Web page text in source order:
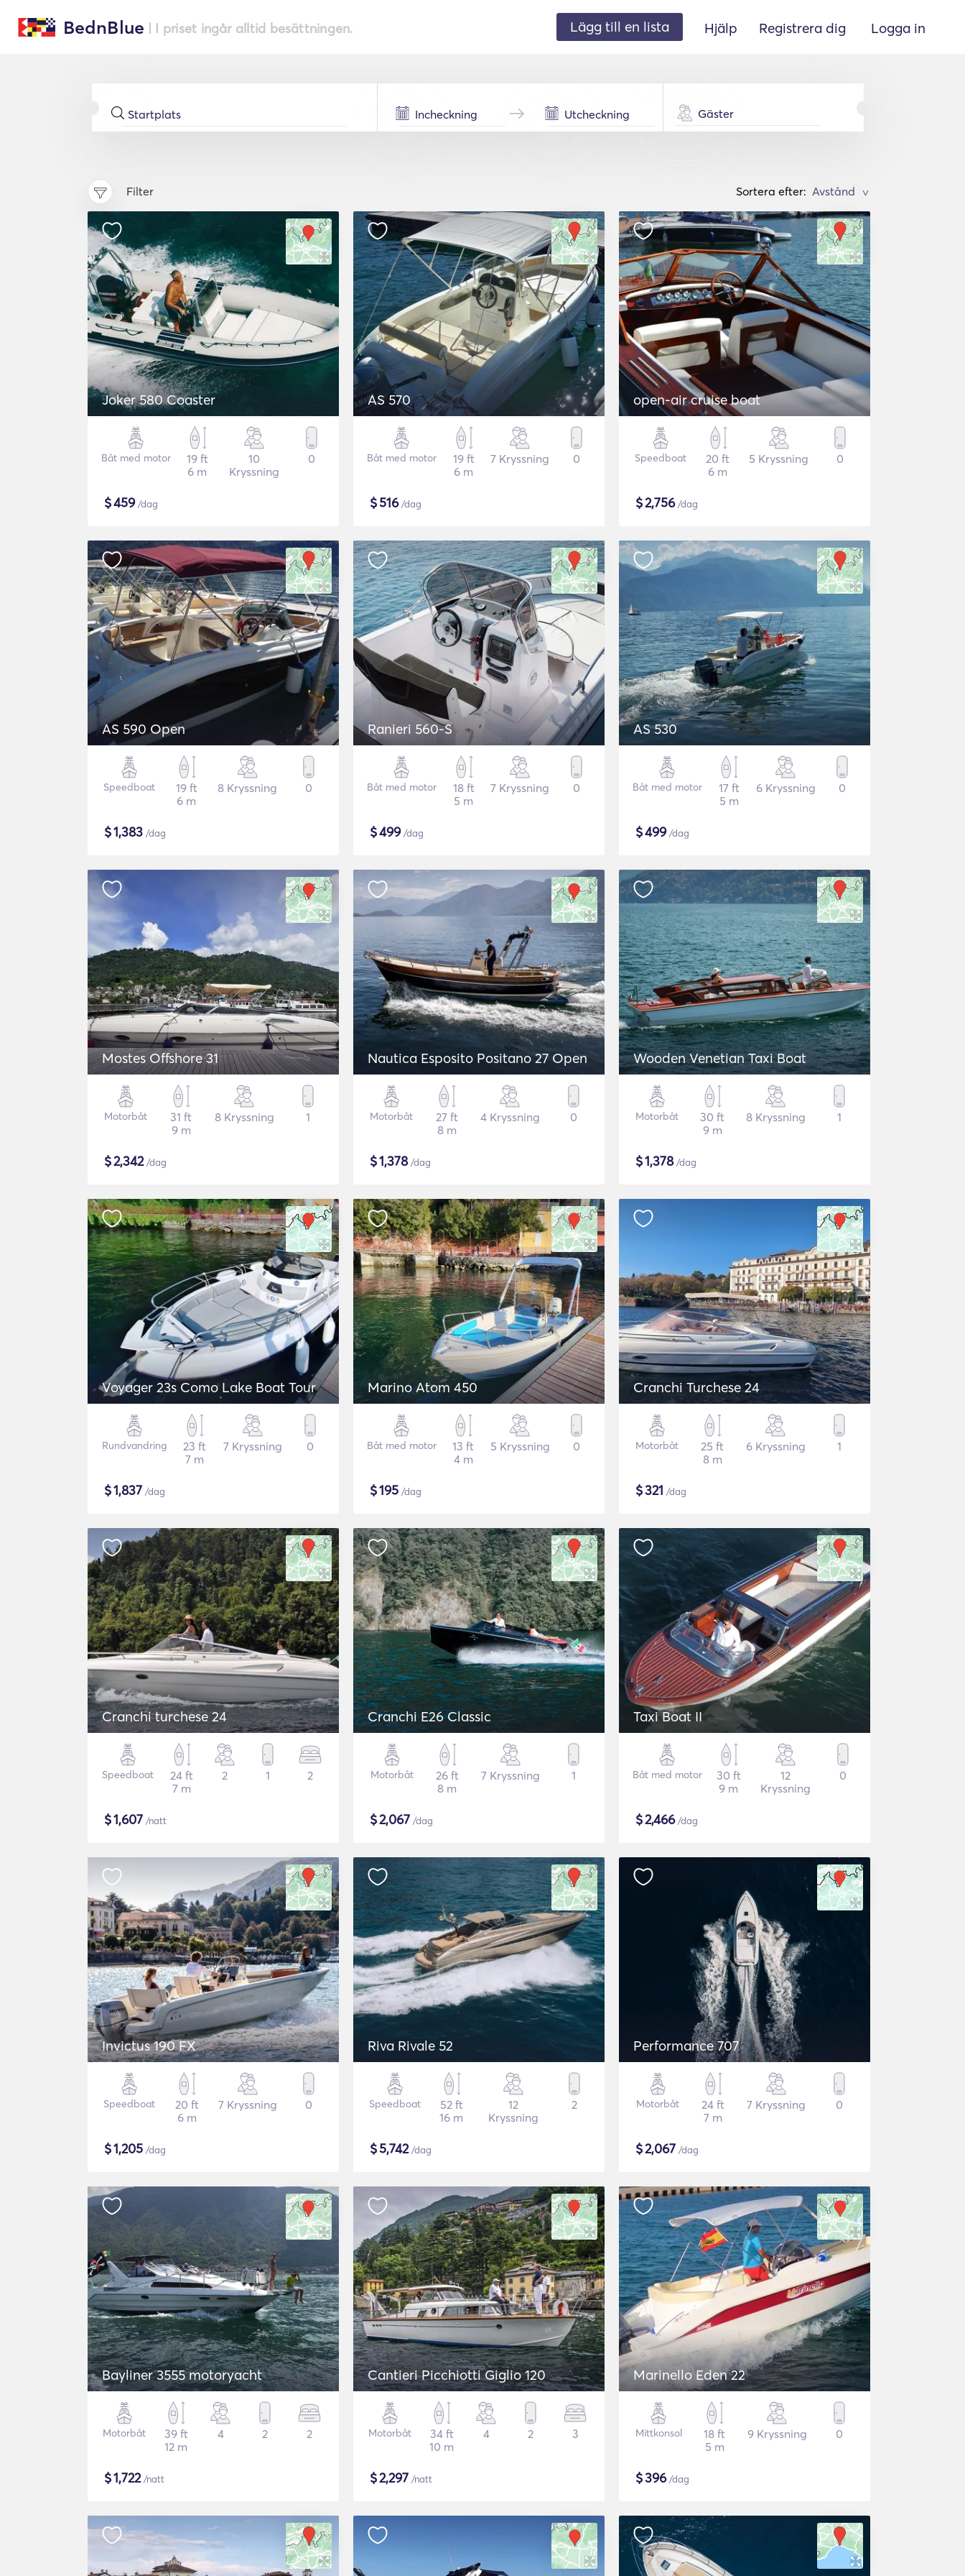
BednBlue | I priset ingår alltid besättningen. Lägg till en lista Hjälp Registrera dig Logga in
Gäster
Filter Sortera efter: >
Joker 580 Coaster
Båt med motor
19 ft
6 m
10
Kryssning
0
$459/dag
AS 570
Båt med motor
19 ft
6 m
7 Kryssning 0
$516/dag
open-air cruise boat
Speedboat
20 ft
6 m
5 Kryssning 0
$2,756/dag
AS 590 Open
Speedboat
19 ft
6 m
8 Kryssning 0
$1,383 /dag
Ranieri 560-S
Båt med motor
18 ft
5 m
7 Kryssning 0
$499/dag
AS 530
Båt med motor
17 ft
5 m
6 Kryssning 0
$499/dag
Mostes Offshore 31
Motorbåt
31 ft
9 m
8 Kryssning 1
$2,342/dag
Nautica Esposito Positano 27 Open
Motorbåt
27 ft
8 m
4 Kryssning 0
$1,378/dag
Wooden Venetian Taxi Boat
Motorbåt
30 ft
9 m
8 Kryssning 1
$1,378/dag
Voyager 23s Como Lake Boat Tour
Rundvandring
23 ft
7 m
7 Kryssning 0
$1,837 /dag
Marino Atom 450
Båt med motor
13 ft
4 m
5 Kryssning 0
$195 /dag
Cranchi Turchese 24
Motorbåt
25 ft
8 m
6 Kryssning 1
$321 /dag
Cranchi turchese 24
Speedboat
24 ft
7 m
2 1 2
$1,607 /natt
Cranchi E26 Classic
Motorbåt
26 ft
8 m
7 Kryssning 1
$2,067 /dag
Taxi Boat II
Båt med motor
30 ft
9 m
12
Kryssning
0
$2,466/dag
Invictus 190 FX
Speedboat
20 ft
6 m
7 Kryssning 0
$1,205 /dag
Riva Rivale 52
Speedboat
52 ft
16 m
12
Kryssning
2
$5,742/dag
Performance 707
Motorbåt
24 ft
7 m
7 Kryssning 0
$2,067 /dag
Bayliner 3555 motoryacht
Motorbåt
39 ft
12 m
4 2 2
$1,722/natt
Cantieri Picchiotti Giglio 120
Motorbåt
34 ft
10 m
4 2 3
$2,297 /natt
Marinello Eden 22
Mittkonsol
18 ft
5 m
9 Kryssning 0
$396/dag